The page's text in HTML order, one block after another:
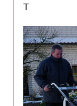
T